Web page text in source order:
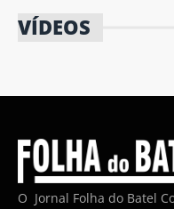
VÍDEOS
O Jornal Folha do Batel